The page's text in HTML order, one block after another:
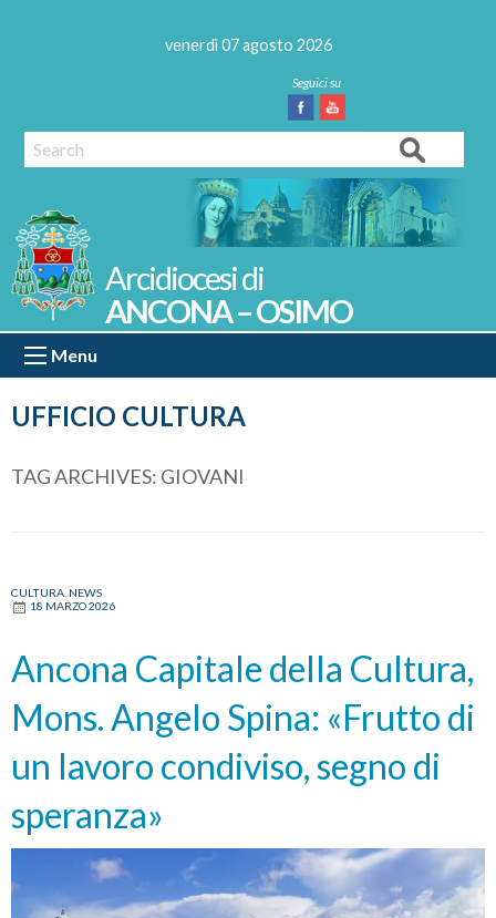
venerdì 07 agosto 2026
Facebook
Youtube
Search
UFFICIO CULTURA
ANCONA – OSIMO
Menu
TAG ARCHIVES: GIOVANI
CULTURA NEWS
18 MARZO 2026
Ancona Capitale della Cultura,
Mons. Angelo Spina: «Frutto di
un lavoro condiviso, segno di
speranza»